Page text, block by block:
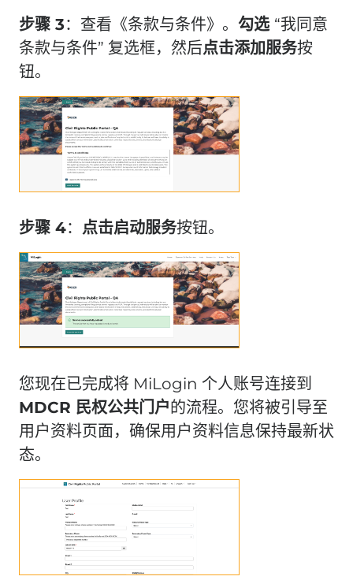
步骤 3：查看《条款与条件》。 勾选 “我同意
条款与条件” 复选框，然后点击添加服务按
钮。
步骤 4： 点击启动服务按钮。
您现在已完成将 MiLogin 个人账号连接到
MDCR 民权公共门户的流程。您将被引导至
用户资料页面，确保用户资料信息保持最新状
态。